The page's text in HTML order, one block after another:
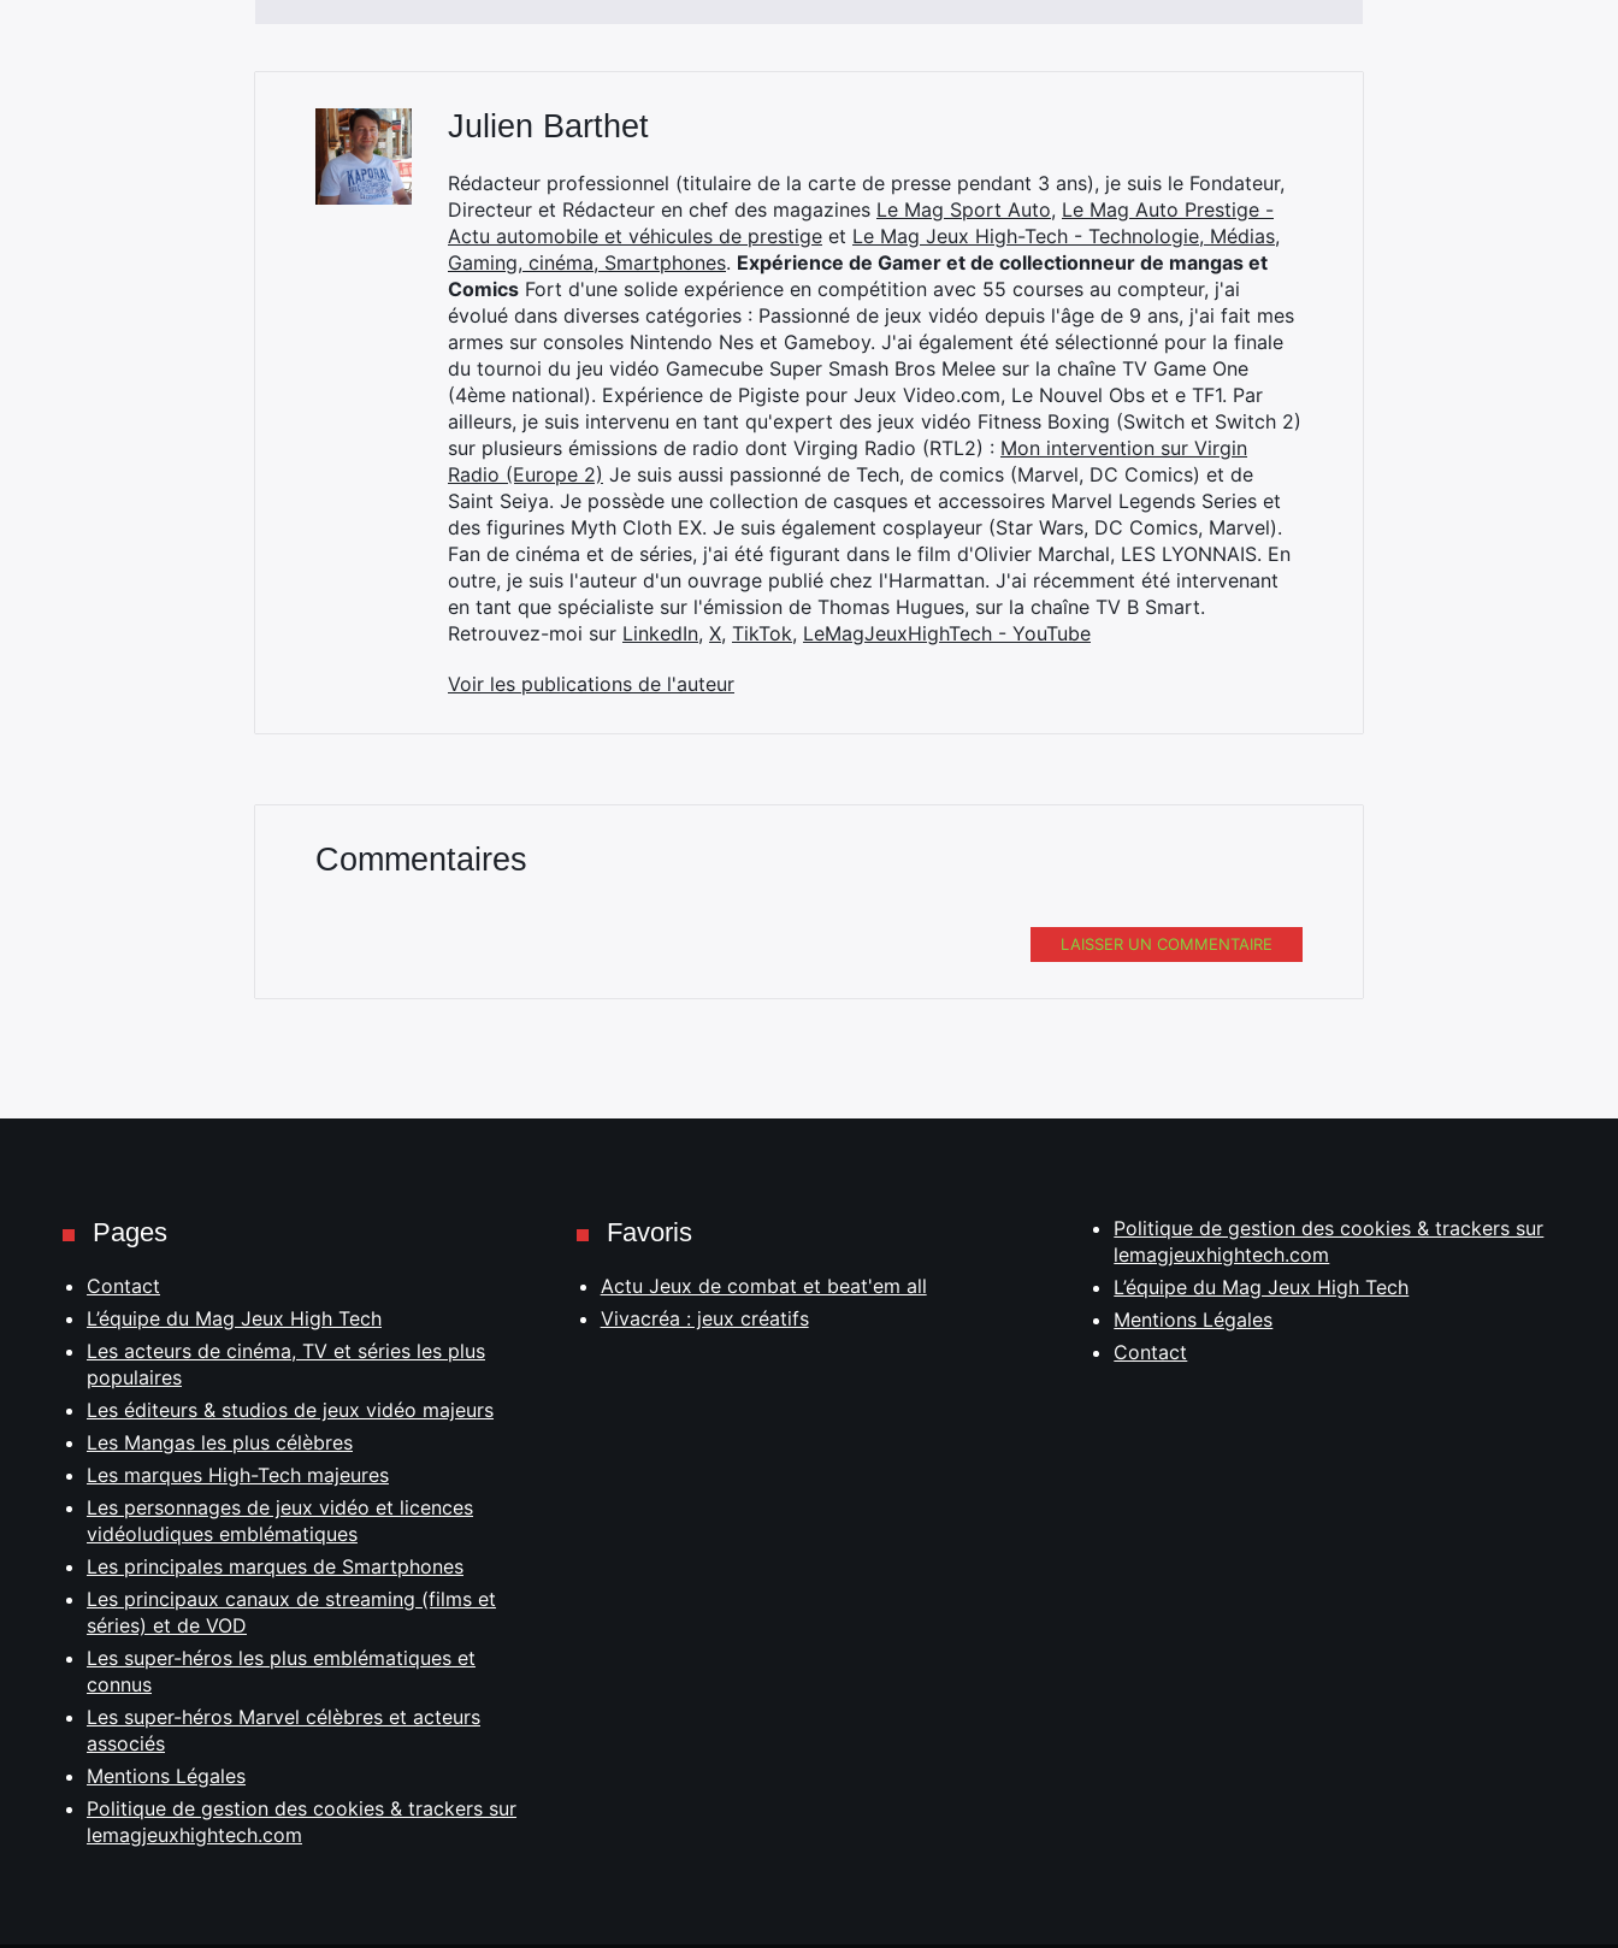
Julien Barthet
Rédacteur professionnel (titulaire de la carte de presse pendant 3 ans), je suis le Fondateur,
Directeur et Rédacteur en chef des magazines Le Mag Sport Auto, Le Mag Auto Prestige -
Actu automobile et véhicules de prestige et Le Mag Jeux High-Tech - Technologie, Médias,
Gaming, cinéma, Smartphones. Expérience de Gamer et de collectionneur de mangas et
Comics Fort d'une solide expérience en compétition avec 55 courses au compteur, j'ai
évolué dans diverses catégories : Passionné de jeux vidéo depuis l'âge de 9 ans, j'ai fait mes
armes sur consoles Nintendo Nes et Gameboy. J'ai également été sélectionné pour la finale
du tournoi du jeu vidéo Gamecube Super Smash Bros Melee sur la chaîne TV Game One
(4ème national). Expérience de Pigiste pour Jeux Video.com, Le Nouvel Obs et e TF1. Par
ailleurs, je suis intervenu en tant qu'expert des jeux vidéo Fitness Boxing (Switch et Switch 2)
sur plusieurs émissions de radio dont Virging Radio (RTL2) : Mon intervention sur Virgin
Radio (Europe 2) Je suis aussi passionné de Tech, de comics (Marvel, DC Comics) et de
Saint Seiya. Je possède une collection de casques et accessoires Marvel Legends Series et
des figurines Myth Cloth EX. Je suis également cosplayeur (Star Wars, DC Comics, Marvel).
Fan de cinéma et de séries, j'ai été figurant dans le film d'Olivier Marchal, LES LYONNAIS. En
outre, je suis l'auteur d'un ouvrage publié chez l'Harmattan. J'ai récemment été intervenant
en tant que spécialiste sur l'émission de Thomas Hugues, sur la chaîne TV B Smart.
Retrouvez-moi sur LinkedIn, X, TikTok, LeMagJeuxHighTech - YouTube
Voir les publications de l'auteur
Commentaires
LAISSER UN COMMENTAIRE
Pages
Contact
L’équipe du Mag Jeux High Tech
Les acteurs de cinéma, TV et séries les plus
populaires
Les éditeurs & studios de jeux vidéo majeurs
Les Mangas les plus célèbres
Les marques High-Tech majeures
Les personnages de jeux vidéo et licences
vidéoludiques emblématiques
Les principales marques de Smartphones
Les principaux canaux de streaming (films et
séries) et de VOD
Les super-héros les plus emblématiques et
connus
Les super-héros Marvel célèbres et acteurs
associés
Mentions Légales
Politique de gestion des cookies & trackers sur
lemagjeuxhightech.com
Favoris
Actu Jeux de combat et beat'em all
Vivacréa : jeux créatifs
Politique de gestion des cookies & trackers sur
lemagjeuxhightech.com
L’équipe du Mag Jeux High Tech
Mentions Légales
Contact